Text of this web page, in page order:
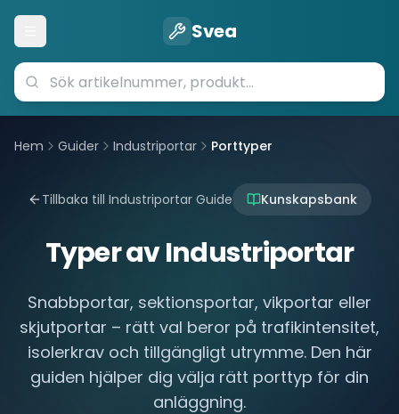
Öppna meny Svea
Hem Guider Industriportar Porttyper
Tillbaka till Industriportar Guide Kunskapsbank
Typer av Industriportar
Snabbportar, sektionsportar, vikportar eller
skjutportar – rätt val beror på trafikintensitet,
isolerkrav och tillgängligt utrymme. Den här
guiden hjälper dig välja rätt porttyp för din
anläggning.